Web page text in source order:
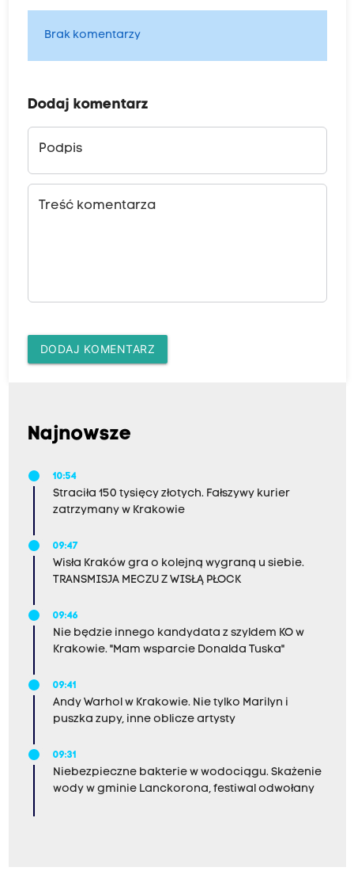
Brak komentarzy
Dodaj komentarz
Podpis
Treść komentarza
DODAJ KOMENTARZ
Najnowsze
10:54
Straciła 150 tysięcy złotych. Fałszywy kurier
zatrzymany w Krakowie
09:47
Wisła Kraków gra o kolejną wygraną u siebie.
TRANSMISJA MECZU Z WISŁĄ PŁOCK
09:46
Nie będzie innego kandydata z szyldem KO w
Krakowie. "Mam wsparcie Donalda Tuska"
09:41
Andy Warhol w Krakowie. Nie tylko Marilyn i
puszka zupy, inne oblicze artysty
09:31
Niebezpieczne bakterie w wodociągu. Skażenie
wody w gminie Lanckorona, festiwal odwołany